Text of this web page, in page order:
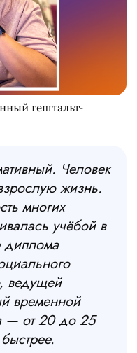
гештальт-
Человек
жизнь.
многих
учёбой в
диплома
ведущей
временной
— от 20 до 25